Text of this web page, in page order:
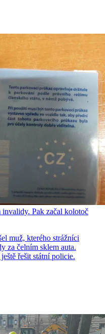
invalidy. Pak začal kolotoč
muž, kterého strážníci
za čelním sklem auta.
řešit státní policie.